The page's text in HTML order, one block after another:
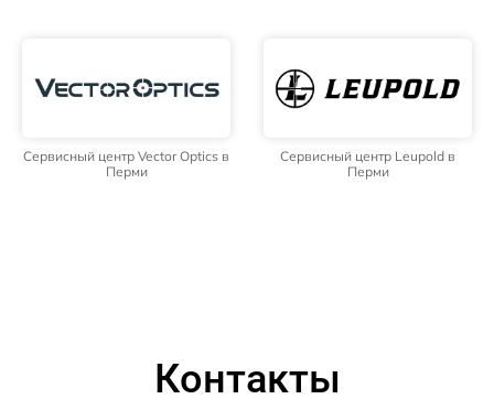
Сервисный центр Vector Optics в
Перми
Сервисный центр Leupold в
Перми
Контакты